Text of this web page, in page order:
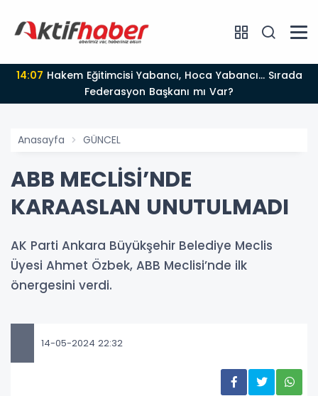
14:07
Federasyon Başkanı mı Var?
Anasayfa GÜNCEL
ABB MECLİSİ’NDE
KARAASLAN UNUTULMADI
AK Parti Ankara Büyükşehir Belediye Meclis
Üyesi Ahmet Özbek, ABB Meclisi’nde ilk
önergesini verdi.
14-05-2024 22:32